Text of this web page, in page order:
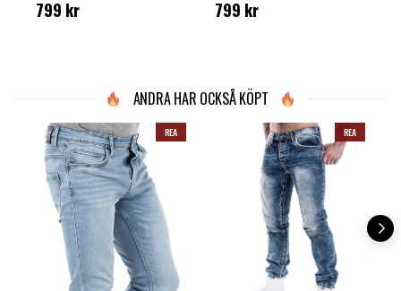
Pris:799 kr
799 kr
Pris:799 kr
799 kr
ANDRA HAR OCKSÅ KÖPT
REA REA